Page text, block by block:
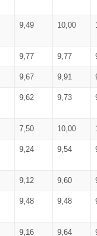
9,49 10,00
9,77 9,77
9,67 9,91
9,62 9,73
7,50 10,00
9,24 9,54
9,12 9,60
9,48 9,48
9,16 9,64